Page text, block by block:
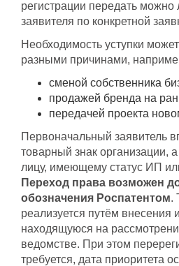
регистрации передать
заявителя по конкретной
Необходимость уступки
разными причинами,
сменой собственника
продажей бренда на
передачей проекта
Первоначальный заявитель
товарный знак организации,
лицу, имеющему статус ИП
Переход права возможен
обозначения Роспатентом.
реализуется путём внесения
находящуюся на
ведомстве. При этом
требуется, дата приоритета